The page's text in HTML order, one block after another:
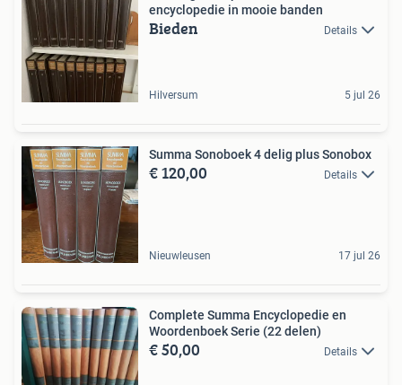
encyclopedie in mooie banden
Bieden Details
Hilversum 5 jul 26
Summa Sonoboek 4 delig plus Sonobox
€ 120,00 Details
Nieuwleusen 17 jul 26
Complete Summa Encyclopedie en
Woordenboek Serie (22 delen)
€ 50,00 Details